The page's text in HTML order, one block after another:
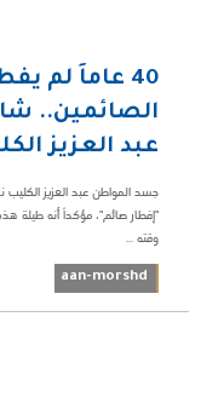
40 عاماً لم
الصائمين..
عبد العزيز
"إفطار صائم"، مؤكداً أنه طيلة
وقته ...
aan-morshd